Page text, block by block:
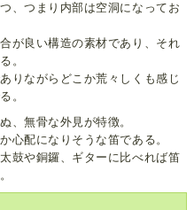
、つまり内部は空洞になってお
が良い構造の素材であり、それ
。
りながらどこか荒々しくも感じ
。
、無骨な外見が特徴。
心配になりそうな笛である。
鼓や銅鑼、ギターに比べれば笛